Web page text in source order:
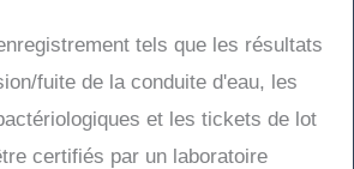
tels que les résultats
fuite de la conduite d'eau, les
et les tickets de lot
certifiés par un laboratoire